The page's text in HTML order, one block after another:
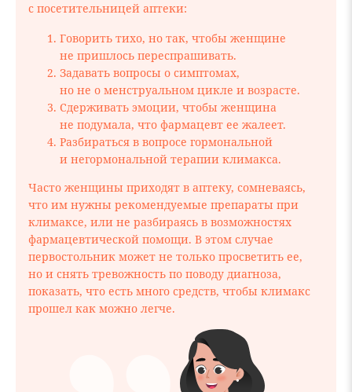
с посетительницей аптеки:
Говорить тихо, но так, чтобы женщине
не пришлось переспрашивать.
Задавать вопросы о симптомах,
но не о менструальном цикле и возрасте.
Сдерживать эмоции, чтобы женщина
не подумала, что фармацевт ее жалеет.
Разбираться в вопросе гормональной
и негормональной терапии климакса.
Часто женщины приходят в аптеку, сомневаясь,
что им нужны рекомендуемые препараты при
климаксе, или не разбираясь в возможностях
фармацевтической помощи. В этом случае
первостольник может не только просветить ее,
но и снять тревожность по поводу диагноза,
показать, что есть много средств, чтобы климакс
прошел как можно легче.